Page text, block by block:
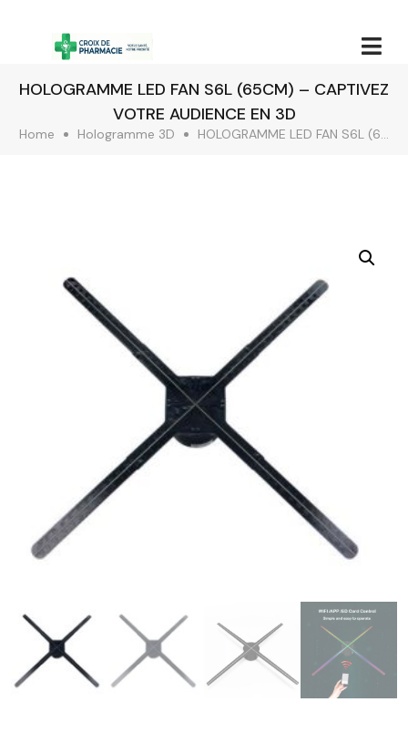
HOLOGRAMME LED FAN S6L (65CM) – CAPTIVEZ
VOTRE AUDIENCE EN 3D
Home Hologramme 3D HOLOGRAMME LED FAN S6L (65CM) – CAPTIVEZ VOTRE AUDIENCE EN 3D